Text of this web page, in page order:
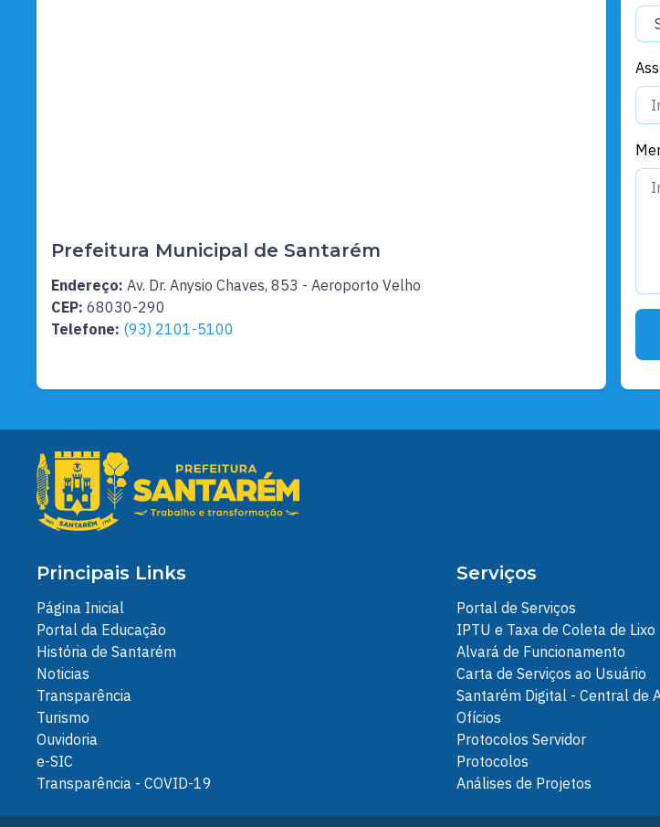
Prefeitura Municipal de Santarém
Endereço: Av. Dr. Anysio Chaves, 853 - Aeroporto Velho
CEP: 68030-290
Telefone: (93) 2101-5100
Principais Links
Página Inicial
Portal da Educação
História de Santarém
Noticias
Transparência
Turismo
Ouvidoria
e-SIC
Transparência - COVID-19
Serviços
Portal de Serviços
IPTU e Taxa de Coleta de Lixo
Alvará de Funcionamento
Carta de Serviços ao Usuário
Santarém Digital - Central de
Ofícios
Protocolos Servidor
Protocolos
Análises de Projetos